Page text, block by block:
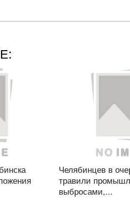
Челябинцев в
травили
выбросами,...